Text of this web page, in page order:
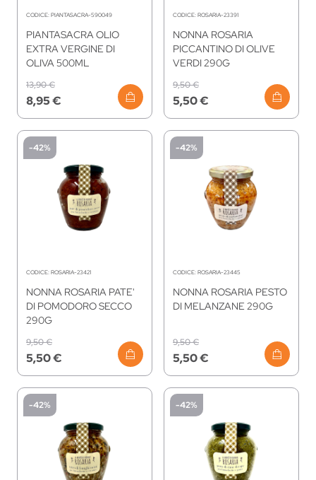
CODICE: PIANTASACRA-590049
PIANTASACRA OLIO
EXTRA VERGINE DI
OLIVA 500ML
8,95 €
13,90 €
CODICE: ROSARIA-23391
NONNA ROSARIA
PICCANTINO DI OLIVE
VERDI 290G
5,50 €
9,50 €
-42%
CODICE: ROSARIA-23421
NONNA ROSARIA PATE'
DI POMODORO SECCO
290G
5,50 €
9,50 €
-42%
CODICE: ROSARIA-23445
NONNA ROSARIA PESTO
DI MELANZANE 290G
5,50 €
9,50 €
-42% -42%